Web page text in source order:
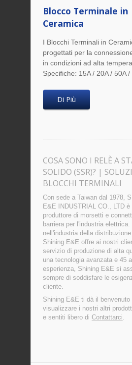
Blocco Terminale in
Ceramica
I Blocchi Terminali in
progettati per la
in condizioni ad alta
Specifiche: 15A / 20A / 50A /
Di Più
COSA SONO I RELÈ A
SOLIDO (SSR)? |
BLOCCHI TERMINALI
Con sede a Taiwan dal 1978,
E&E INDUSTRIAL CO., LTD è
produttore di morsetti e
barriera per l'industria elettrica.
nell'industria della
Shining E&E offre ai nostri
servizio di produzione di alta
una tecnologia avanzata e 45
esperienza, Shining E&E si
sempre di soddisfare le
cliente.
Shining E&E ti dà il benvenuto
visualizzare i nostri altri
e sentiti libero di Contattarci.